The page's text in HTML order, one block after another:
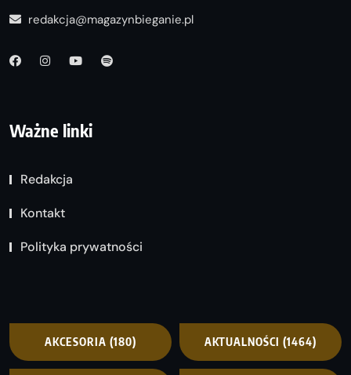
redakcja@magazynbieganie.pl
Ważne linki
Redakcja
Kontakt
Polityka prywatności
AKCESORIA (180) AKTUALNOŚCI (1464)